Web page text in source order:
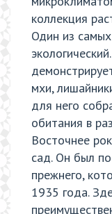
коллекция
Один из
мхи,
для него
обитания в
Восточнее
сад. Он был
прежнего,
1935 года.